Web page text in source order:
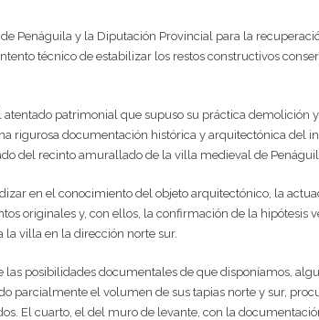
Penáguila y la Diputación Provincial para la
técnico de estabilizar los restos constructivos
patrimonial que supuso su práctica demolición
rigurosa documentación histórica y arquitectónica del
del recinto amurallado de la villa medieval de
en el conocimiento del objeto arquitectónico, la
originales y, con ellos, la confirmación de la hipótesis
villa en la dirección norte sur.
posibilidades documentales de que disponíamos,
parcialmente el volumen de sus tapias norte y sur,
El cuarto, el del muro de levante, con la